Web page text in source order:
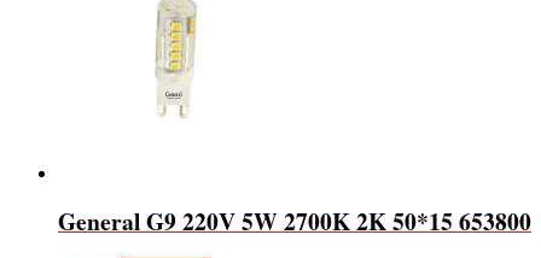
General G9 220V 5W 2700K 2K 50*15 653800